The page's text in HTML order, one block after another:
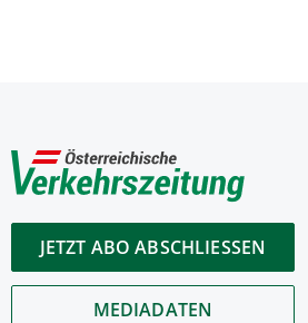
JETZT ABO ABSCHLIESSEN
MEDIADATEN